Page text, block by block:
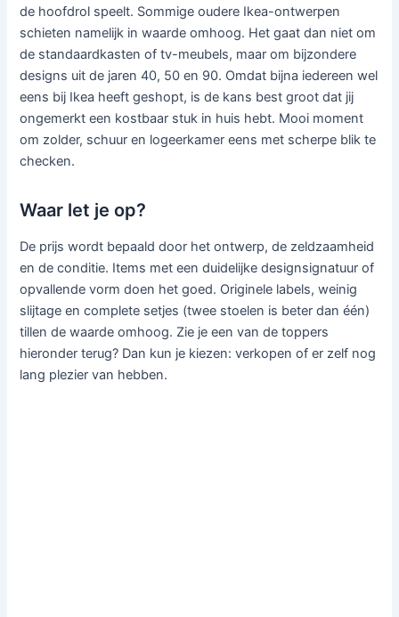
de hoofdrol speelt. Sommige oudere Ikea-ontwerpen
schieten namelijk in waarde omhoog. Het gaat dan niet om
de standaardkasten of tv-meubels, maar om bijzondere
designs uit de jaren 40, 50 en 90. Omdat bijna iedereen wel
eens bij Ikea heeft geshopt, is de kans best groot dat jij
ongemerkt een kostbaar stuk in huis hebt. Mooi moment
om zolder, schuur en logeerkamer eens met scherpe blik te
checken.
Waar let je op?
De prijs wordt bepaald door het ontwerp, de zeldzaamheid
en de conditie. Items met een duidelijke designsignatuur of
opvallende vorm doen het goed. Originele labels, weinig
slijtage en complete setjes (twee stoelen is beter dan één)
tillen de waarde omhoog. Zie je een van de toppers
hieronder terug? Dan kun je kiezen: verkopen of er zelf nog
lang plezier van hebben.